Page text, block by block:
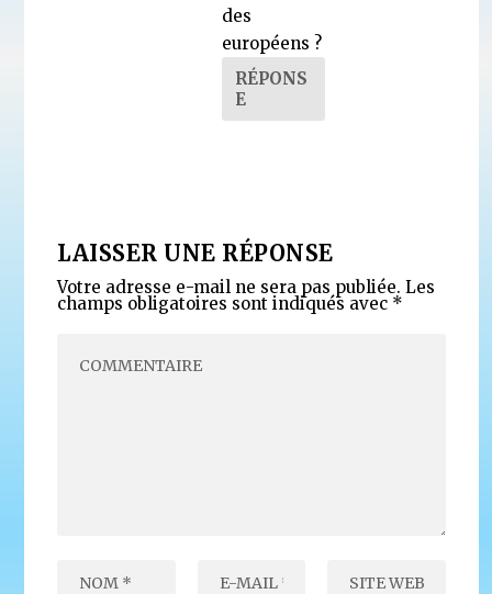
des
européens ?
RÉPONS
E
LAISSER UNE RÉPONSE
Votre adresse e-mail ne sera pas publiée. Les
champs obligatoires sont indiqués avec *